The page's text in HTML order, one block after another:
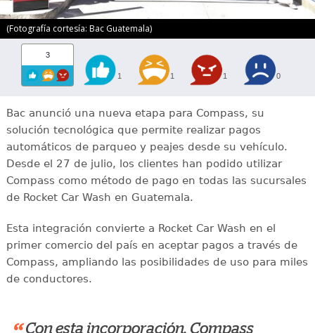
(Fotografía cortesía: Bac Guatemala)
3
1 1 1 0
Bac anunció una nueva etapa para Compass, su
solución tecnológica que permite realizar pagos
automáticos de parqueo y peajes desde su vehículo.
Desde el 27 de julio, los clientes han podido utilizar
Compass como método de pago en todas las sucursales
de Rocket Car Wash en Guatemala.
Esta integración convierte a Rocket Car Wash en el
primer comercio del país en aceptar pagos a través de
Compass, ampliando las posibilidades de uso para miles
de conductores.
Con esta incorporación, Compass